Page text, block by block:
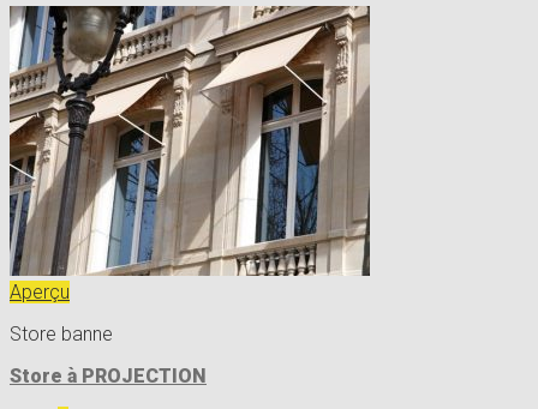
Aperçu
Store banne
Store à PROJECTION